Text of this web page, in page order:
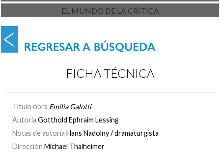
EL MUNDO DE LA CRÍTICA
FICHA TÉCNICA
Título obra Emilia Galotti
Autoría Gotthold Ephraim Lessing
Notas de autoría Hans Nadolny / dramaturgista
Dirección Michael Thalheimer